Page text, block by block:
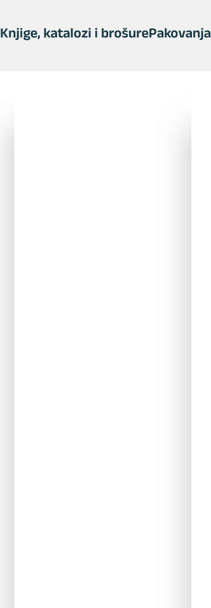
Knjige, katalozi i brošurePakovanja